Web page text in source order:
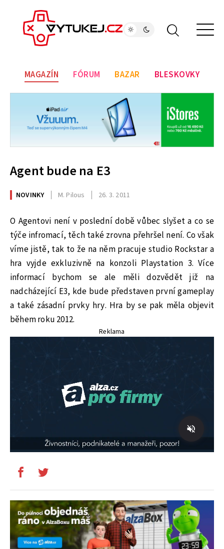
MAGAZÍN FÓRUM BAZAR BLESKOVKY
Agent bude na E3
NOVINKY M. Pilous 26. 3. 2011
O Agentovi není v poslední době vůbec slyšet a co se
týče infromací, těch také zrovna přehršel není. Co však
víme jistě, tak to že na něm pracuje studio Rockstar a
hra vyjde exkluzivně na konzoli Playstation 3. Více
informací bychom se ale měli dozvědět již na
nadcházející E3, kde bude představen první gameplay
a také zásadní prvky hry. Hra by se pak měla objevit
během roku 2012.
Reklama